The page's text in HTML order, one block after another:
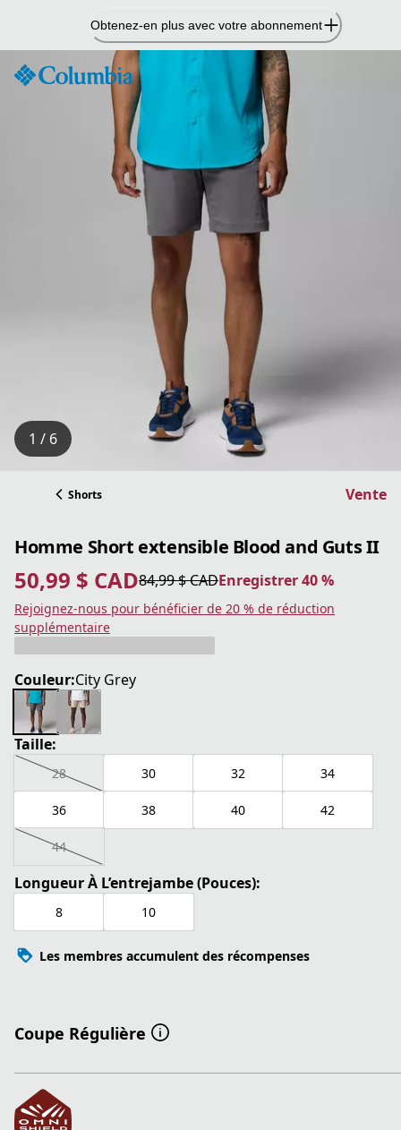
contenu
Obtenez-en plus avec votre abonnement
1 / 6
Shorts Vente
Homme Short extensible Blood and Guts II
50,99 $ CAD
prix actuel 50,99 $ CAD84,99 $ CAD
prix original 84,99 $ CAD Enregistrer 40 %
Enregistrer 40 %
Rejoignez-nous pour bénéficier de 20 % de réduction
supplémentaire
Couleur:City Grey
Taille:
28 30 32 34
36 38 40 42
44
Longueur À L’entrejambe (Pouces):
8 10
Les membres accumulent des récompenses
Coupe Régulière